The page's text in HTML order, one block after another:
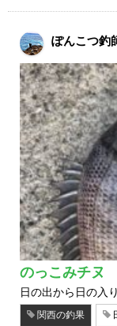
ぽんこつ釣
のっこみチヌ
日の出から日の入
関西の釣果